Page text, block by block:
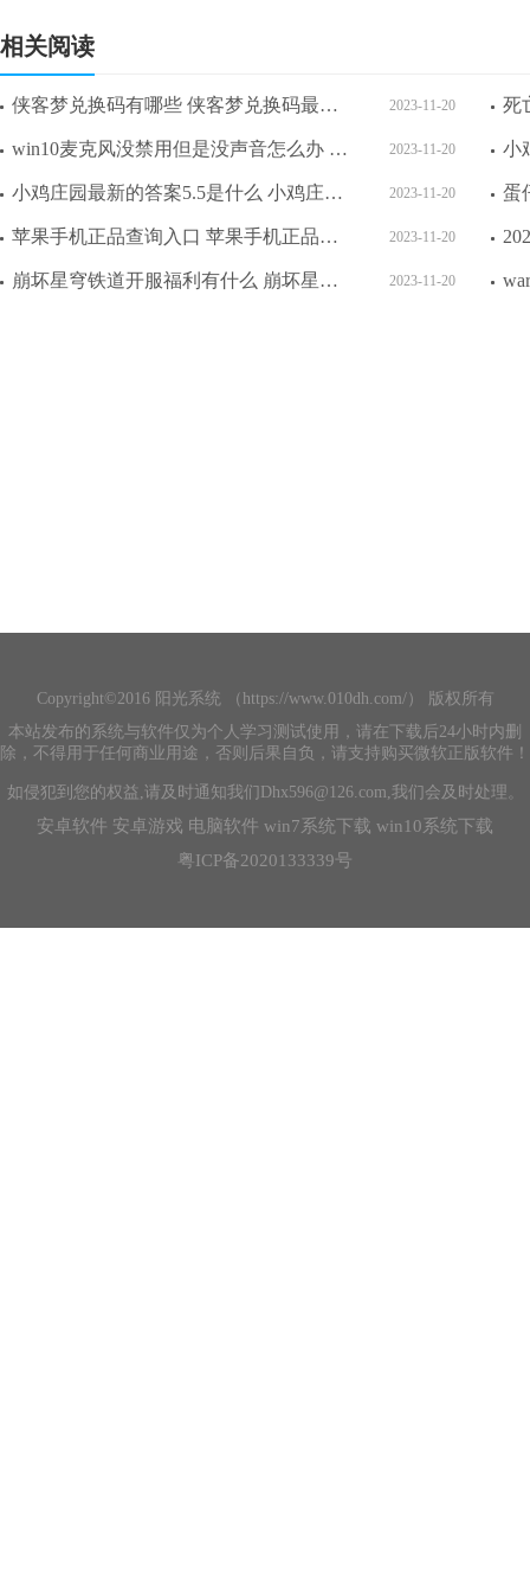
相关阅读
侠客梦兑换码有哪些 侠客梦兑换码最新2023 2023-11-20
win10麦克风没禁用但是没声音怎么办 win10麦克风没禁用但是没声音解决方法 2023-11-20
小鸡庄园最新的答案5.5是什么 小鸡庄园最新答题答案2023年5月9日 2023-11-20
苹果手机正品查询入口 苹果手机正品验证方法 2023-11-20
崩坏星穹铁道开服福利有什么 崩坏星穹铁道开服福利介绍一览 2023-11-20
Copyright©2016 阳光系统 （https://www.010dh.com/） 版权所有
本站发布的系统与软件仅为个人学习测试使用，请在下载后24小时内删
除，不得用于任何商业用途，否则后果自负，请支持购买微软正版软件！
如侵犯到您的权益,请及时通知我们Dhx596@126.com,我们会及时处理。
安卓软件 安卓游戏 电脑软件 win7系统下载 win10系统下载
粤ICP备2020133339号